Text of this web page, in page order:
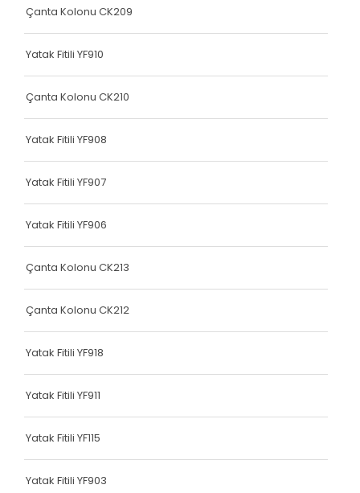
Hava Kapsülü
Dokuma Lastiği
Hava Kapsülü
Terlik Kolonu
Terlik Kolonu
Terlik Kolonu
Terlik Kolonu
Terlik Kolonu
Çanta Kolonu CK209
Yatak Fitili YF910
Çanta Kolonu CK210
Yatak Fitili YF908
Yatak Fitili YF907
Yatak Fitili YF906
Çanta Kolonu CK213
Çanta Kolonu CK212
Yatak Fitili YF918
Yatak Fitili YF911
Yatak Fitili YF115
Yatak Fitili YF903